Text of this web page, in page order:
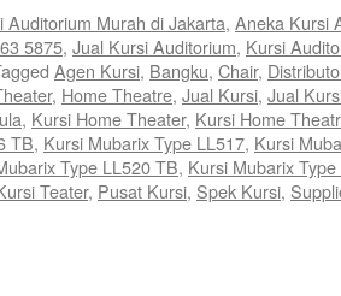
Auditorium Murah di Jakarta, Aneka Kursi
5875, Jual Kursi Auditorium, Kursi
Agen Kursi, Bangku, Chair,
, Home Theatre, Jual Kursi, Jual
, Kursi Home Theater, Kursi Home
TB, Kursi Mubarix Type LL517, Kursi
Type LL520 TB, Kursi Mubarix
Teater, Pusat Kursi, Spek Kursi,